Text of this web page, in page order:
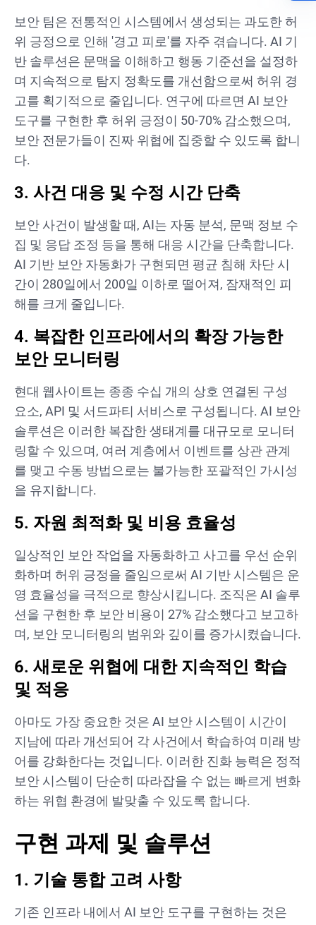
보안 팀은 전통적인 시스템에서 생성되는 과도한 허
위 긍정으로 인해 '경고 피로'를 자주 겪습니다. AI 기
반 솔루션은 문맥을 이해하고 행동 기준선을 설정하
며 지속적으로 탐지 정확도를 개선함으로써 허위 경
고를 획기적으로 줄입니다. 연구에 따르면 AI 보안
도구를 구현한 후 허위 긍정이 50-70% 감소했으며,
보안 전문가들이 진짜 위협에 집중할 수 있도록 합니
다.
3. 사건 대응 및 수정 시간 단축
보안 사건이 발생할 때, AI는 자동 분석, 문맥 정보 수
집 및 응답 조정 등을 통해 대응 시간을 단축합니다.
AI 기반 보안 자동화가 구현되면 평균 침해 차단 시
간이 280일에서 200일 이하로 떨어져, 잠재적인 피
해를 크게 줄입니다.
4. 복잡한 인프라에서의 확장 가능한
보안 모니터링
현대 웹사이트는 종종 수십 개의 상호 연결된 구성
요소, API 및 서드파티 서비스로 구성됩니다. AI 보안
솔루션은 이러한 복잡한 생태계를 대규모로 모니터
링할 수 있으며, 여러 계층에서 이벤트를 상관 관계
를 맺고 수동 방법으로는 불가능한 포괄적인 가시성
을 유지합니다.
5. 자원 최적화 및 비용 효율성
일상적인 보안 작업을 자동화하고 사고를 우선 순위
화하며 허위 긍정을 줄임으로써 AI 기반 시스템은 운
영 효율성을 극적으로 향상시킵니다. 조직은 AI 솔루
션을 구현한 후 보안 비용이 27% 감소했다고 보고하
며, 보안 모니터링의 범위와 깊이를 증가시켰습니다.
6. 새로운 위협에 대한 지속적인 학습
및 적응
아마도 가장 중요한 것은 AI 보안 시스템이 시간이
지남에 따라 개선되어 각 사건에서 학습하여 미래 방
어를 강화한다는 것입니다. 이러한 진화 능력은 정적
보안 시스템이 단순히 따라잡을 수 없는 빠르게 변화
하는 위협 환경에 발맞출 수 있도록 합니다.
구현 과제 및 솔루션
1. 기술 통합 고려 사항
기존 인프라 내에서 AI 보안 도구를 구현하는 것은